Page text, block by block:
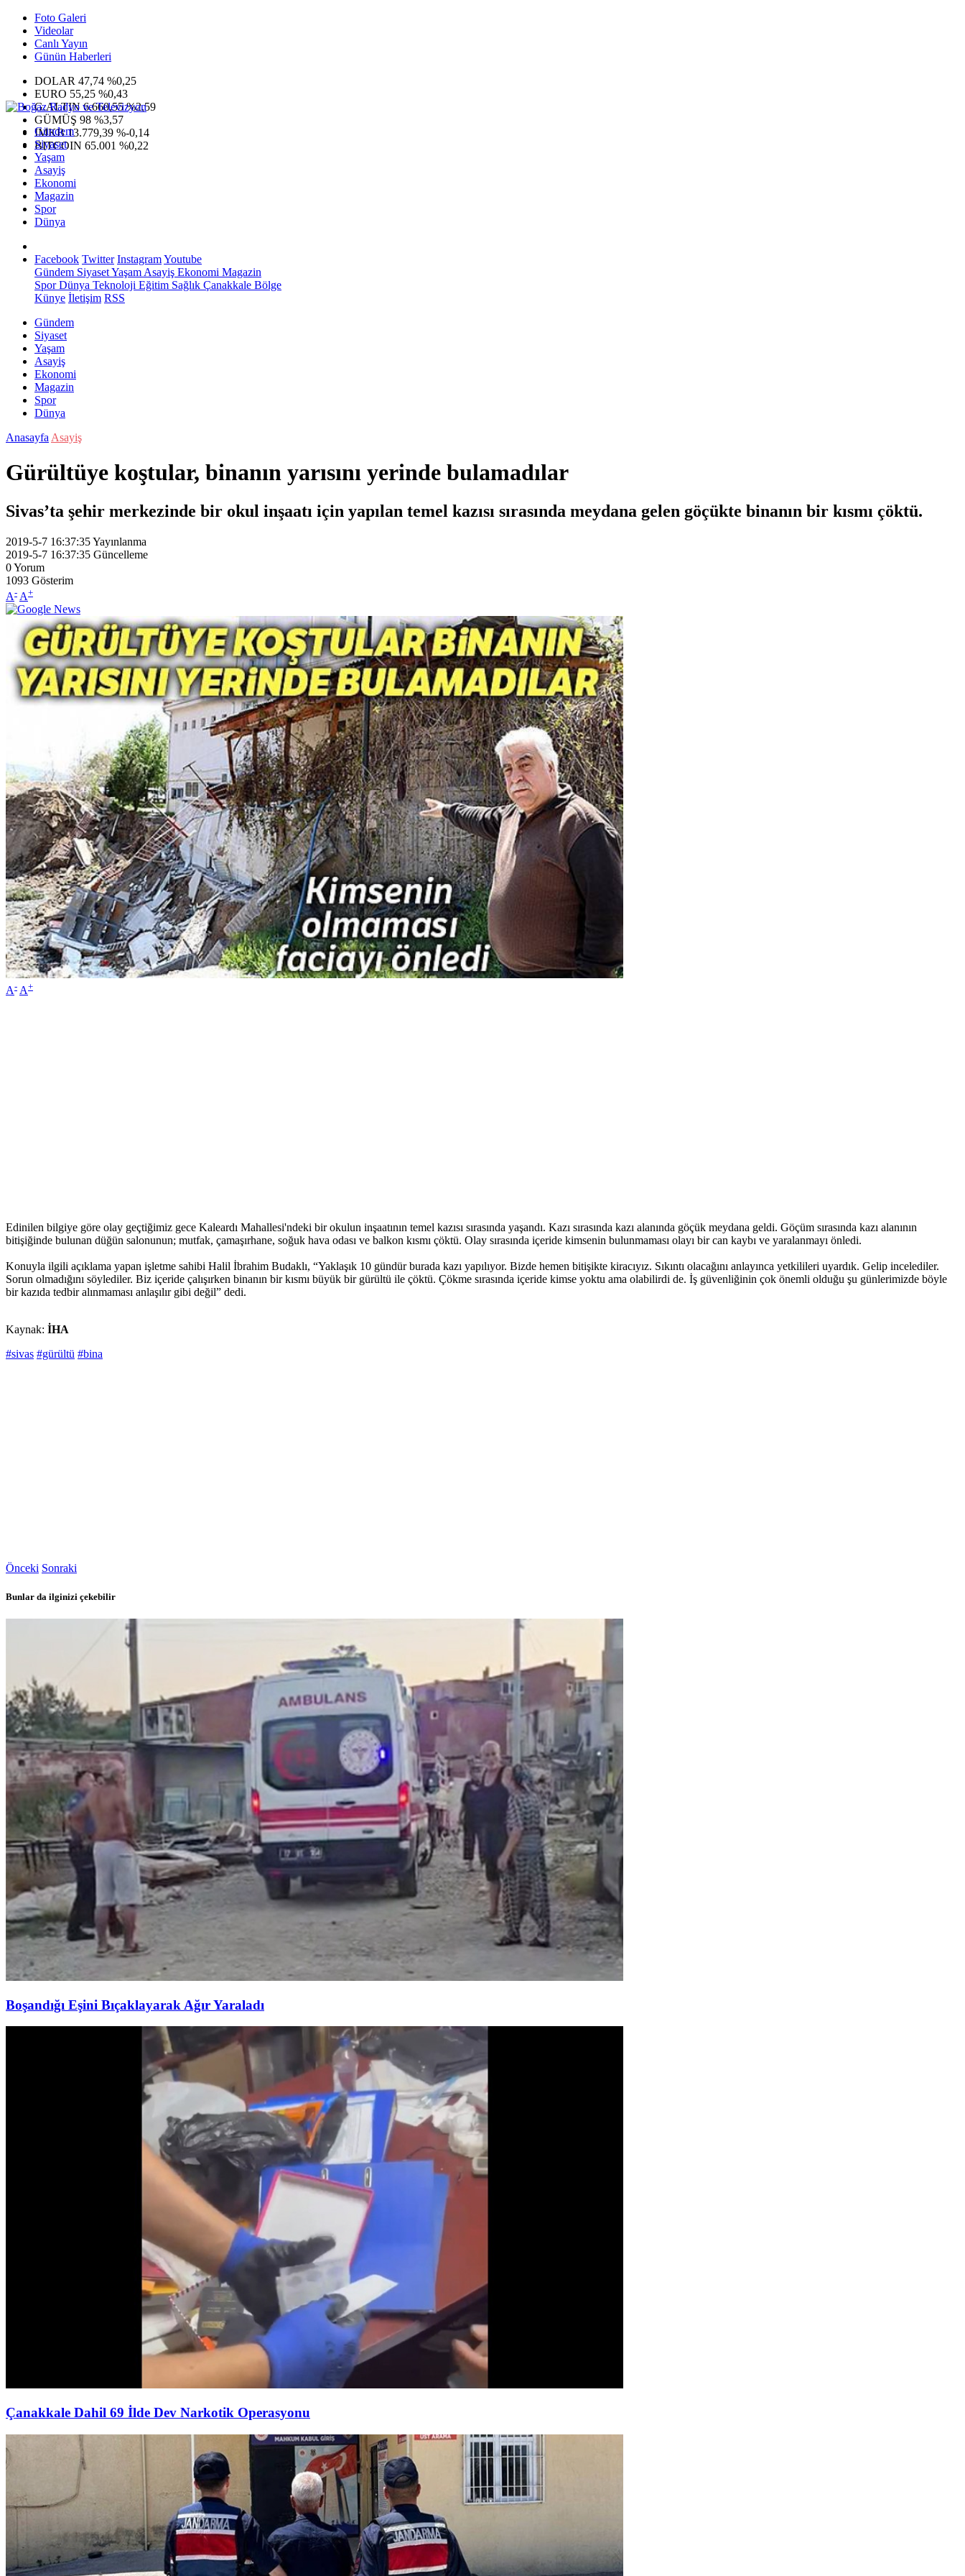
Foto Galeri
Videolar
Canlı Yayın
Günün Haberleri
DOLAR 47,74 %0,25
EURO 55,25 %0,43
G.ALTIN6.660,55 %2,59
GÜMÜŞ 98 %3,57
IMKB13.779,39 %-0,14
BITCOIN 65.001 %0,22
Gündem
Siyaset
Yaşam
Asayiş
Ekonomi
Magazin
Spor
Dünya
Facebook Twitter InstagramYoutube
Gündem SiyasetYaşam Asayiş Ekonomi Magazin
SporDünya Teknoloji Eğitim Sağlık Çanakkale Bölge
Künye İletişim RSS
Gündem
Siyaset
Yaşam
Asayiş
Ekonomi
Magazin
Spor
Dünya
Anasayfa Asayiş
Gürültüye koştular, binanın yarısını yerinde bulamadılar
Sivas’ta şehir merkezinde bir okul inşaatı için yapılan temel kazısı sırasında meydana gelen göçükte binanın bir kısmı çöktü.
2019-5-7 16:37:35Yayınlanma
2019-5-7 16:37:35 Güncelleme
0Yorum
1093 Gösterim
A- A+
A- A+
Edinilen bilgiye göre olay geçtiğimiz gece Kaleardı Mahallesi'ndeki bir okulun inşaatının temel kazısı sırasında yaşandı. Kazı sırasında kazı alanında göçük meydana geldi. Göçüm sırasında kazı alanının
bitişiğinde bulunan düğün salonunun; mutfak, çamaşırhane, soğuk hava odası ve balkon kısmı çöktü. Olay sırasında içeride kimsenin bulunmaması olayı bir can kaybı ve yaralanmayı önledi.
Konuyla ilgili açıklama yapan işletme sahibi Halil İbrahim Budaklı, “Yaklaşık 10 gündür burada kazı yapılıyor. Bizde hemen bitişikte kiracıyız. Sıkıntı olacağını anlayınca yetkilileri uyardık. Gelip incelediler.
Sorun olmadığını söylediler. Biz içeride çalışırken binanın bir kısmı büyük bir gürültü ile çöktü. Çökme sırasında içeride kimse yoktu ama olabilirdi de. İş güvenliğinin çok önemli olduğu şu günlerimizde böyle
bir kazıda tedbir alınmaması anlaşılır gibi değil” dedi.
Kaynak: İHA
#sivas #gürültü #bina
Önceki Sonraki
Bunlar da ilginizi çekebilir
Boşandığı Eşini Bıçaklayarak Ağır Yaraladı
Çanakkale Dahil 69 İlde Dev Narkotik Operasyonu